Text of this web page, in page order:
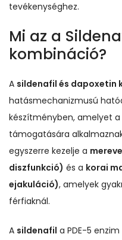
tevékenységhez.
Mi az a
kombináció?
A sildenafil és dapoxetin
hatásmechanizmusú
készítményben, amelyet
támogatására
egyszerre kezelje a
diszfunkció) és a korai
ejakuláció), amelyek
férfiaknál.
A sildenafil a PDE-5